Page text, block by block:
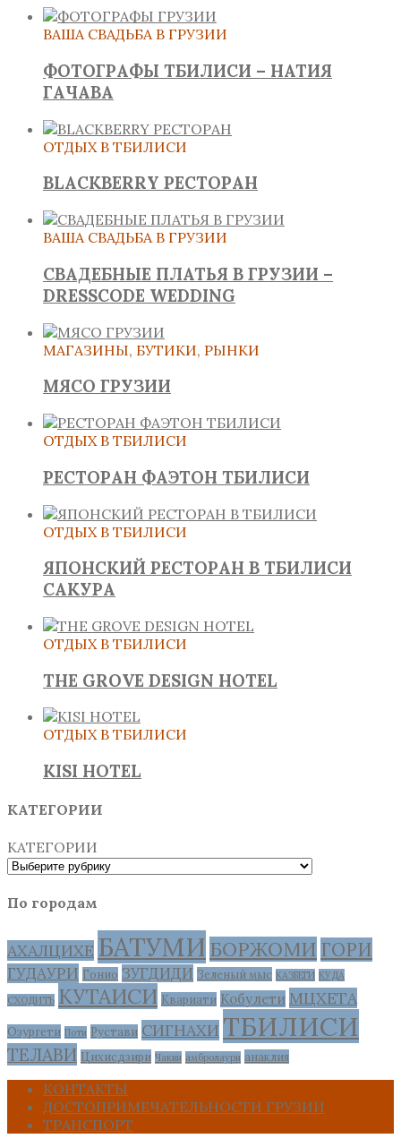
ВАША СВАДЬБА В ГРУЗИИ
ФОТОГРАФЫ ТБИЛИСИ – НАТИЯ
ГАЧАВА
ОТДЫХ В ТБИЛИСИ
BLACKBERRY РЕСТОРАН
ВАША СВАДЬБА В ГРУЗИИ
СВАДЕБНЫЕ ПЛАТЬЯ В ГРУЗИИ –
DRESSCODE WEDDING
МАГАЗИНЫ, БУТИКИ, РЫНКИ
МЯСО ГРУЗИИ
ОТДЫХ В ТБИЛИСИ
РЕСТОРАН ФАЭТОН ТБИЛИСИ
ОТДЫХ В ТБИЛИСИ
ЯПОНСКИЙ РЕСТОРАН В ТБИЛИСИ
САКУРА
ОТДЫХ В ТБИЛИСИ
THE GROVE DESIGN HOTEL
ОТДЫХ В ТБИЛИСИ
KISI HOTEL
КАТЕГОРИИ
КАТЕГОРИИ
По городам
АХАЛЦИХЕ БАТУМИ БОРЖОМИ ГОРИ
ГУДАУРИ Гонио ЗУГДИДИ Зеленый мыс КАЗБЕГИ КУДА
СХОДИТЬ КУТАИСИ Квариати Кобулети МЦХЕТА
Озургети Поти Рустави СИГНАХИ ТБИЛИСИ
ТЕЛАВИ Цихисдзири Чакви амбролаури анаклия
КОНТАКТЫ
ДОСТОПРИМЕЧАТЕЛЬНОСТИ ГРУЗИИ
ТРАНСПОРТ